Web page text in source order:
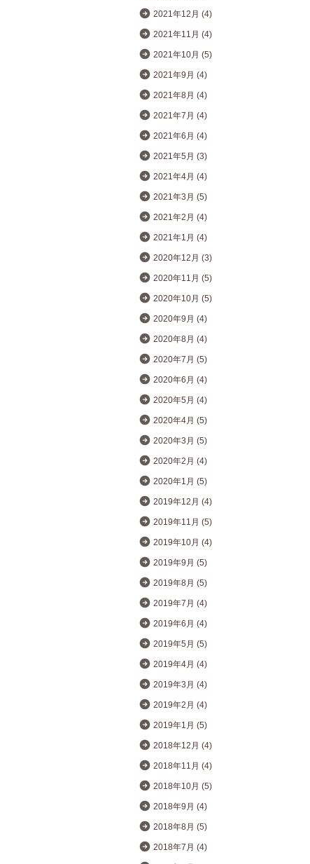
2021年12月 (4)
2021年11月 (4)
2021年10月 (5)
2021年9月 (4)
2021年8月 (4)
2021年7月 (4)
2021年6月 (4)
2021年5月 (3)
2021年4月 (4)
2021年3月 (5)
2021年2月 (4)
2021年1月 (4)
2020年12月 (3)
2020年11月 (5)
2020年10月 (5)
2020年9月 (4)
2020年8月 (4)
2020年7月 (5)
2020年6月 (4)
2020年5月 (4)
2020年4月 (5)
2020年3月 (5)
2020年2月 (4)
2020年1月 (5)
2019年12月 (4)
2019年11月 (5)
2019年10月 (4)
2019年9月 (5)
2019年8月 (5)
2019年7月 (4)
2019年6月 (4)
2019年5月 (5)
2019年4月 (4)
2019年3月 (4)
2019年2月 (4)
2019年1月 (5)
2018年12月 (4)
2018年11月 (4)
2018年10月 (5)
2018年9月 (4)
2018年8月 (5)
2018年7月 (4)